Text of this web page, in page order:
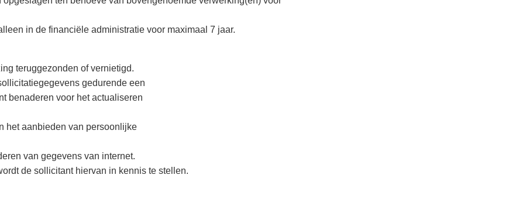
in de financiële administratie voor maximaal 7 jaar.
teruggezonden of vernietigd.
gedurende een
benaderen voor het actualiseren
het aanbieden van persoonlijke
van gegevens van internet.
de sollicitant hiervan in kennis te stellen.